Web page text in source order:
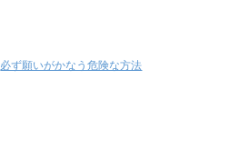
必ず願いがかなう危険な方法